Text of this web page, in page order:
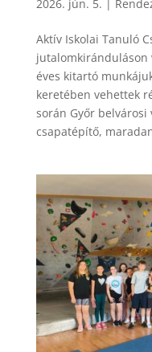
2026. jún. 5.
Aktív Iskolai Tanuló
jutalomkiránduláson
éves kitartó
keretében vehettek
során Győr
csapatépítő,